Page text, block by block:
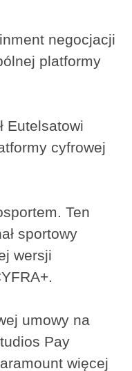
negocjacji
platformy
Eutelsatowi
cyfrowej
Ten
sportowy
wersji
umowy na
Pay
więcej